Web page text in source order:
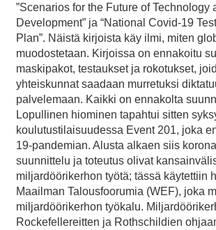
”Scenarios for the Future of Technology
Development” ja “National Covid-19
Plan”. Näistä kirjoista käy ilmi, miten
muodostetaan. Kirjoissa on ennakoitu
maskipakot, testaukset ja rokotukset,
yhteiskunnat saadaan murretuksi
palvelemaan. Kaikki on ennakolta
Lopullinen hiominen tapahtui sitten
koulutustilaisuudessa Event 201, joka
19-pandemian. Alusta alkaen siis
suunnittelu ja toteutus olivat
miljardöörikerhon työtä; tässä käytettiin
Maailman Talousfoorumia (WEF), joka
miljardöörikerhon työkalu.
Rockefellereitten ja Rothschildien